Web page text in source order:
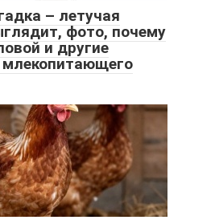
– летучая
фото, почему
и другие
млекопитающего